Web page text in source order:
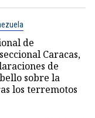
de
Caracas,
de
sobre la
los terremotos